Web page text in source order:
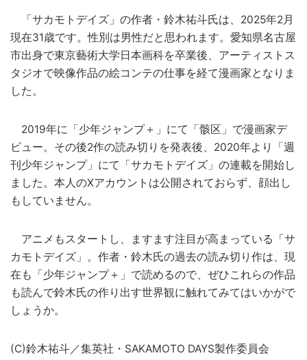
「サカモトデイズ」の作者・鈴木祐斗氏は、2025年2月
現在31歳です。性別は男性だと思われます。愛知県名古屋
市出身で東京藝術大学日本画科を卒業後、アーティストス
タジオで映像作品の絵コンテの仕事を経て漫画家となりま
した。
2019年に「少年ジャンプ＋」にて「骸区」で漫画家デ
ビュー。その後2作の読み切りを発表後、2020年より「週
刊少年ジャンプ」にて「サカモトデイズ」の連載を開始し
ました。本人のXアカウントは公開されておらず、顔出し
もしていません。
アニメもスタートし、ますます注目が高まっている「サ
カモトデイズ」。作者・鈴木氏の過去の読み切り作は、現
在も「少年ジャンプ＋」で読めるので、ぜひこれらの作品
も読んで鈴木氏の作り出す世界観に触れてみてはいかがで
しょうか。
(C)鈴木祐斗／集英社・SAKAMOTO DAYS製作委員会